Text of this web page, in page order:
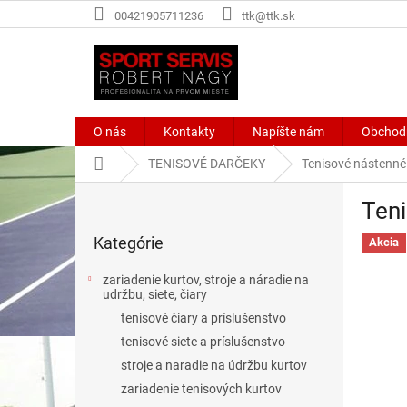
na
00421905711236 ttk@ttk.sk
O nás Kontakty Napíšte nám
DomovTENISOVÉ DARČEKY Tenisové
B
n
n
kategórie
Kategórie
zariadenie kurtov, stroje a náradie na
udržbu, siete, čiary
tenisové čiary a príslušenstvo
tenisové siete a príslušenstvo
stroje a naradie na údržbu kurtov
zariadenie tenisových kurtov
Akcia